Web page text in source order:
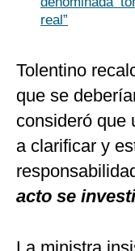
real”
Tolentino
que se
consideró que
a clarificar y
acto se